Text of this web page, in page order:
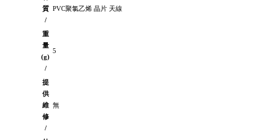
質
/
PVC聚氯乙烯 晶片 天線
重
量
(g)
/
5
提
供
維
修
/
無